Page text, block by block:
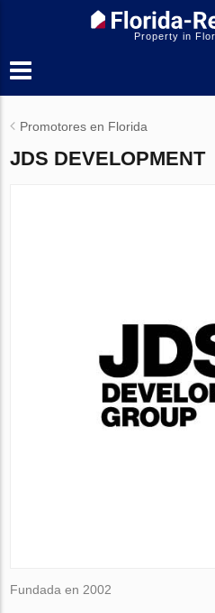
Property in
Promotores en Florida
JDS DEVELOPMENT
Fundada en 2002